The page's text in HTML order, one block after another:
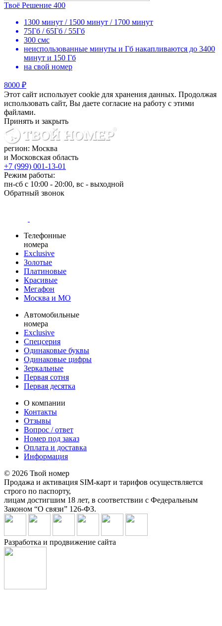
Твоё Решение 400
1300 минут / 1500 минут / 1700 минут
75Гб / 65Гб / 55Гб
300 смс
неиспользованные минуты и Гб накапливаются до 3400
минут и 150 Гб
на свой номер
8000 ₽
Этот сайт использует cookie для хранения данных. Продолжая
использовать сайт, Вы даете согласие на работу с этими
файлами.
Принять и закрыть
регион: Москва
и Московская область
+7 (999) 001-13-01
Режим работы:
пн-сб с 10:00 - 20:00, вс - выходной
Обратный звонок
Телефонные
номера
Exclusive
Золотые
Платиновые
Красивые
Мегафон
Москва и МО
Автомобильные
номера
Exclusive
Спецсерия
Одинаковые буквы
Одинаковые цифры
Зеркальные
Первая сотня
Первая десятка
О компании
Контакты
Отзывы
Вопрос / ответ
Номер под заказ
Оплата и доставка
Информация
© 2026 Твой номер
Продажа и активация SIM-карт и тарифов осуществляется
строго по паспорту,
лицам достигшим 18 лет, в соответствии с Федеральным
Законом “О связи” 126-ФЗ.
Разработка и продвижение сайта